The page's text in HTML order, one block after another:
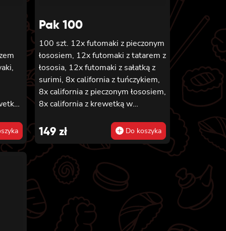
i
6x
z
i
Pak 100
100 szt. 12x futomaki z pieczonym
łososiem, 12x futomaki z tatarem z
łososia, 12x futomaki z sałatką z
surimi, 8x california z tuńczykiem,
8x california z pieczonym łososiem,
8x california z krewetką w
maki z oshinko, 8x maki z surimi,
8x maki z łososiem, 8x maki z
kanpyo
149 zł Do koszyka